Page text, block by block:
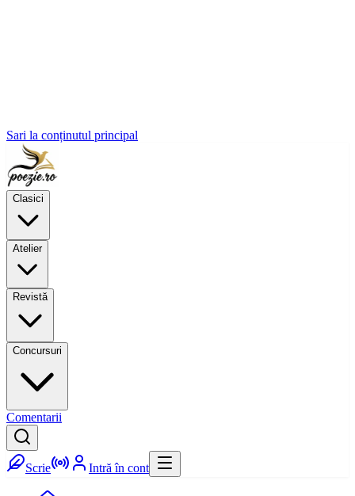
Sari la conținutul principal
Clasici
Atelier
Revistă
Concursuri
Comentarii
Scrie Intră în cont